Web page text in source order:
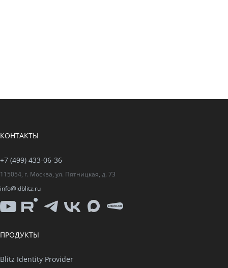
КОНТАКТЫ
+7 (499) 433-06-36
115054, г. Москва, ул. Пятницкая, д. 73
info@idblitz.ru
YouTubeRutubeTelegram
VK Max
CISO
ПРОДУКТЫ
Blitz Identity Provider